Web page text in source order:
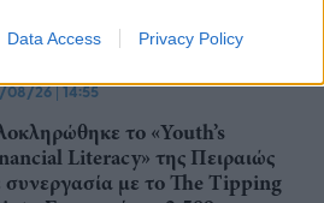
Data Access Privacy Policy
– Kίνδυνοι από το
08/26|14:55
το «Youth’s
Literacy» της Πειραιώς
συνεργασία με το The Tipping